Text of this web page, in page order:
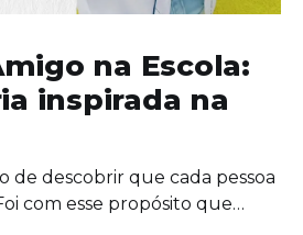
na Escola:
inspirada na
de descobrir que cada pessoa
com esse propósito que